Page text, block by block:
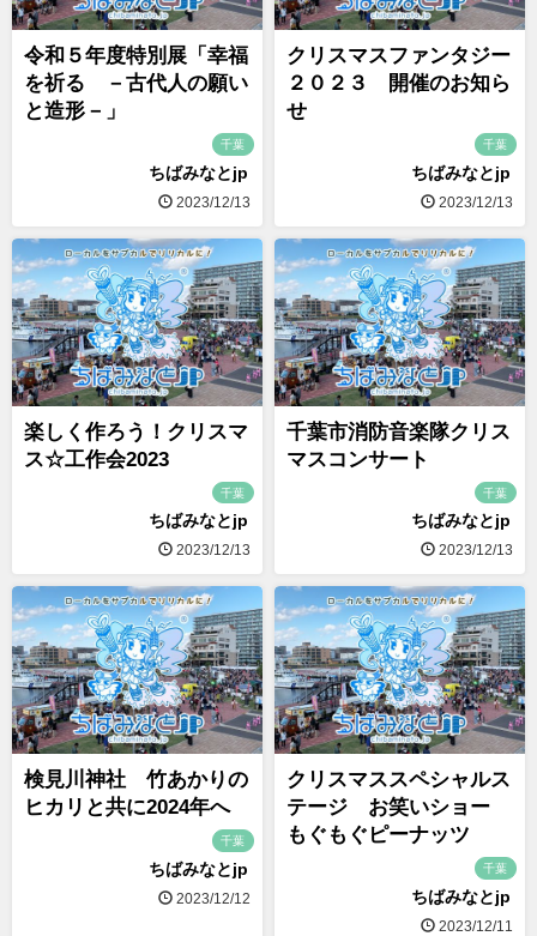
令和５年度特別展「幸福
を祈る －古代人の願い
と造形－」
千葉
ちばみなとjp
2023/12/13
クリスマスファンタジー
２０２３ 開催のお知ら
せ
千葉
ちばみなとjp
2023/12/13
楽しく作ろう！クリスマ
ス☆工作会2023
千葉
ちばみなとjp
2023/12/13
千葉市消防音楽隊クリス
マスコンサート
千葉
ちばみなとjp
2023/12/13
検見川神社 竹あかりの
ヒカリと共に2024年へ
千葉
ちばみなとjp
2023/12/12
クリスマススペシャルス
テージ お笑いショー
もぐもぐピーナッツ
千葉
ちばみなとjp
2023/12/11